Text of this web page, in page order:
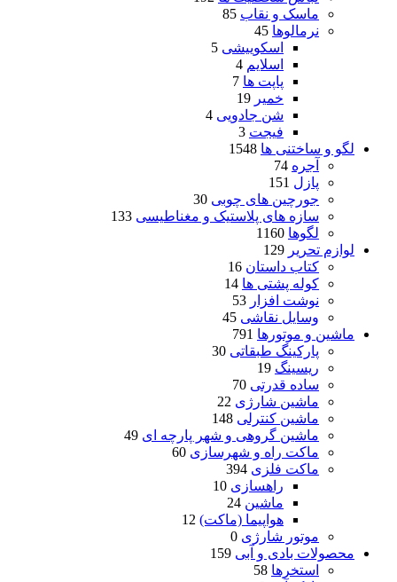
ماسک و نقاب 85
نرمالوها 45
اسکوییشی 5
اسلایم 4
پاپت ها 7
خمیر 19
شن جادویی 4
فیجت 3
لگو و ساختنی ها 1548
آجره 74
پازل 151
جورچین های چوبی 30
سازه های پلاستیک و مغناطیسی 133
لگوها 1160
لوازم تحریر 129
کتاب داستان 16
کوله پشتی ها 14
نوشت افزار 53
وسایل نقاشی 45
ماشین و موتورها 791
پارکینگ طبقاتی 30
ریسینگ 19
ساده قدرتی 70
ماشین شارژی 22
ماشین کنترلی 148
ماشین گروهی و شهر پارچه ای 49
ماکت راه و شهرسازی 60
ماکت فلزی 394
راهسازی 10
ماشین 24
هواپیما (ماکت) 12
موتور شارژی 0
محصولات بادی و آبی 159
استخرها 58